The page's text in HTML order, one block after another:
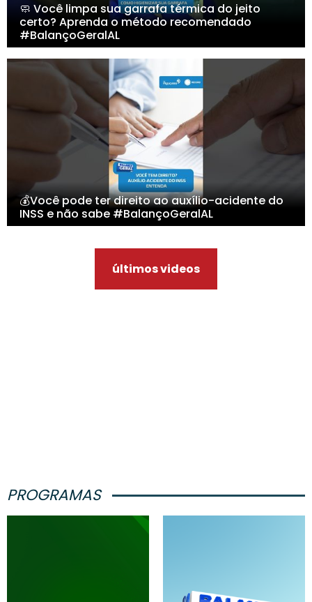
🧼 Você limpa sua garrafa térmica do jeito
certo? Aprenda o método recomendado
#BalançoGeralAL
💰Você pode ter direito ao auxílio-acidente do
INSS e não sabe #BalançoGeralAL
últimos videos
PROGRAMAS